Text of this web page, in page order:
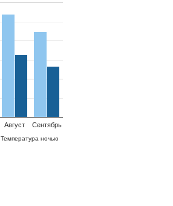
Температура ночью
Август Сентябрь